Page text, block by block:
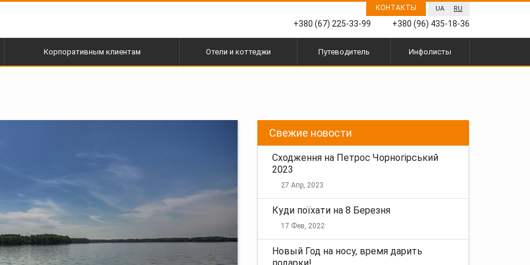
UA RU
КОНТАКТЫ
+380 (67) 225-33-99 +380 (96) 435-18-36
Корпоративным клиентам Отели и коттеджи Путеводитель Инфолисты
Свежие новости
Сходження на Петрос Чорногірський
2023
27 Апр, 2023
Куди поїхати на 8 Березня
17 Фев, 2022
Новый Год на носу, время дарить